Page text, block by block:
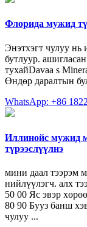
Флорида мужид
Энэтхэгт чулуу нь
бутлуур.
тухайDavaa s
Өндөр даралтын
WhatsApp: +86
Иллинойс мужид
түрээслүүлнэ
мини даал тээрэм
нийлүүлэгч. алх
50 00 Яс эвэр
80 90 Бууз банш
чулуу ...